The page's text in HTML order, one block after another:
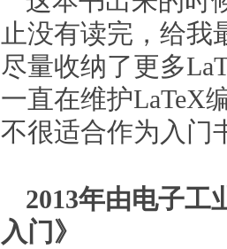
止没有读完，给我
尽量收纳了更多
一直在维护LaTeX
不很适合作为入门
2013年由电子工
入门》